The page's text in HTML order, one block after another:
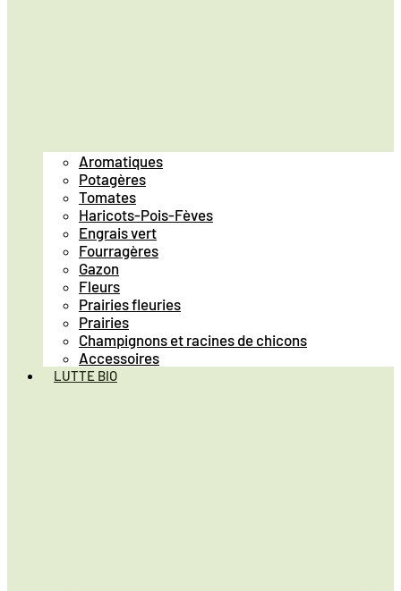
Aromatiques
Potagères
Tomates
Haricots-Pois-Fèves
Engrais vert
Fourragères
Gazon
Fleurs
Prairies fleuries
Prairies
Champignons et racines de chicons
Accessoires
LUTTE BIO